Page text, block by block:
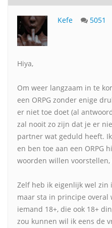
Kefe 5051
Hiya,
Om weer langzaam in te
een ORPG zonder enige
er niet toe doet (al
zal nooit zo zijn dat je er
partner wat geduld heeft.
en ben toe aan een ORPG
woorden willen
Zelf heb ik eigenlijk wel zin
maar sta in principe overal
iemand 18+, die ook 18+
zou kunnen wil ik eens de